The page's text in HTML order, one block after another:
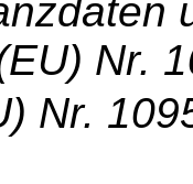
Nr.
Nr.